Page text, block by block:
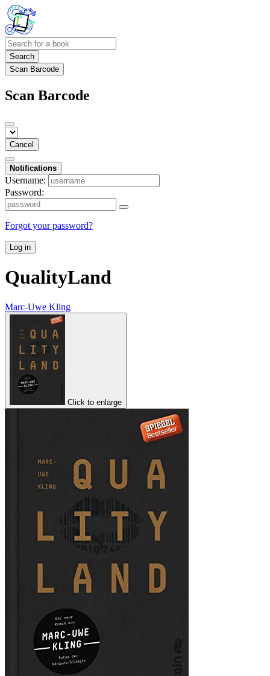
Search
Scan Barcode
Scan Barcode
Cancel
Notifications
Username:
Password:
Forgot your password?
Log in
QualityLand
Marc-Uwe Kling
Click to enlarge